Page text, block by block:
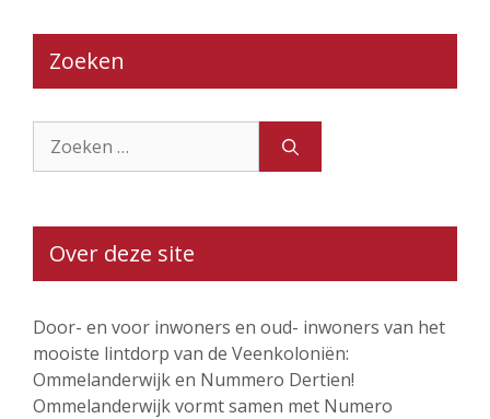
Zoeken
naar:
Over deze site
Door- en voor inwoners en oud- inwoners van het
mooiste lintdorp van de Veenkoloniën:
Ommelanderwijk en Nummero Dertien!
Ommelanderwijk vormt samen met Numero